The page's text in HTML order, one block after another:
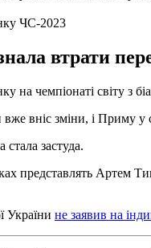
ЧС-2023
втрати
на чемпіонаті світу з
вже вніс зміни, і Приму
застуда.
представлять Артем
України не заявив на